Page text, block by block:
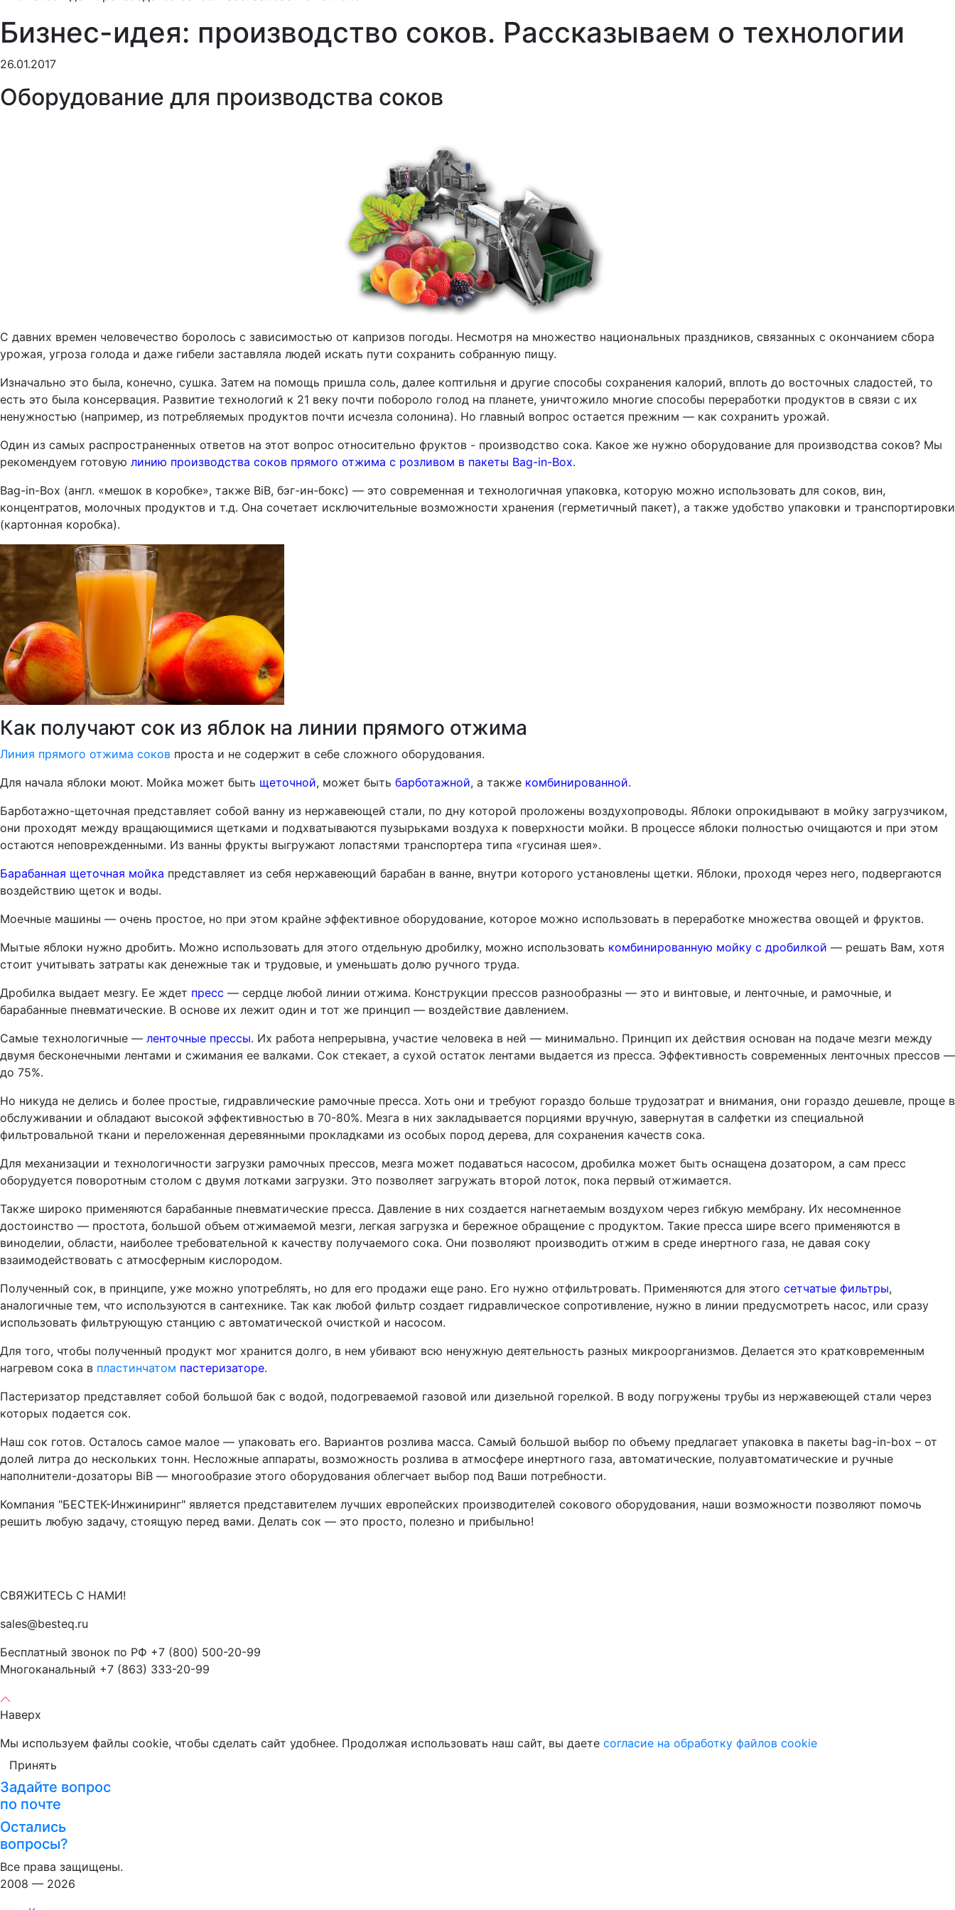
Бизнес-идея: производство соков. Рассказываем о технологии
26.01.2017
Оборудование для производства соков
С давних времен человечество боролось с зависимостью от капризов погоды. Несмотря на множество национальных праздников, связанных с окончанием сбора
урожая, угроза голода и даже гибели заставляла людей искать пути сохранить собранную пищу.
Изначально это была, конечно, сушка. Затем на помощь пришла соль, далее коптильня и другие способы сохранения калорий, вплоть до восточных сладостей, то
есть это была консервация. Развитие технологий к 21 веку почти побороло голод на планете, уничтожило многие способы переработки продуктов в связи с их
ненужностью (например, из потребляемых продуктов почти исчезла солонина). Но главный вопрос остается прежним — как сохранить урожай.
Один из самых распространенных ответов на этот вопрос относительно фруктов - производство сока. Какое же нужно оборудование для производства соков? Мы
рекомендуем готовую линию производства соков прямого отжима с розливом в пакеты Bag-in-Box.
Bag-in-Box (англ. «мешок в коробке», также BiB, бэг-ин-бокс) — это современная и технологичная упаковка, которую можно использовать для соков, вин,
концентратов, молочных продуктов и т.д. Она сочетает исключительные возможности хранения (герметичный пакет), а также удобство упаковки и транспортировки
(картонная коробка).
Как получают сок из яблок на линии прямого отжима
Линия прямого отжима соков проста и не содержит в себе сложного оборудования.
Для начала яблоки моют. Мойка может быть щеточной, может быть барботажной, а также комбинированной.
Барботажно-щеточная представляет собой ванну из нержавеющей стали, по дну которой проложены воздухопроводы. Яблоки опрокидывают в мойку загрузчиком,
они проходят между вращающимися щетками и подхватываются пузырьками воздуха к поверхности мойки. В процессе яблоки полностью очищаются и при этом
остаются неповрежденными. Из ванны фрукты выгружают лопастями транспортера типа «гусиная шея».
Барабанная щеточная мойка представляет из себя нержавеющий барабан в ванне, внутри которого установлены щетки. Яблоки, проходя через него, подвергаются
воздействию щеток и воды.
Моечные машины — очень простое, но при этом крайне эффективное оборудование, которое можно использовать в переработке множества овощей и фруктов.
Мытые яблоки нужно дробить. Можно использовать для этого отдельную дробилку, можно использовать комбинированную мойку с дробилкой — решать Вам, хотя
стоит учитывать затраты как денежные так и трудовые, и уменьшать долю ручного труда.
Дробилка выдает мезгу. Ее ждет пресс — сердце любой линии отжима. Конструкции прессов разнообразны — это и винтовые, и ленточные, и рамочные, и
барабанные пневматические. В основе их лежит один и тот же принцип — воздействие давлением.
Самые технологичные — ленточные прессы. Их работа непрерывна, участие человека в ней — минимально. Принцип их действия основан на подаче мезги между
двумя бесконечными лентами и сжимания ее валками. Сок стекает, а сухой остаток лентами выдается из пресса. Эффективность современных ленточных прессов —
до 75%.
Но никуда не делись и более простые, гидравлические рамочные пресса. Хоть они и требуют гораздо больше трудозатрат и внимания, они гораздо дешевле, проще в
обслуживании и обладают высокой эффективностью в 70-80%. Мезга в них закладывается порциями вручную, завернутая в салфетки из специальной
фильтровальной ткани и переложенная деревянными прокладками из особых пород дерева, для сохранения качеств сока.
Для механизации и технологичности загрузки рамочных прессов, мезга может подаваться насосом, дробилка может быть оснащена дозатором, а сам пресс
оборудуется поворотным столом с двумя лотками загрузки. Это позволяет загружать второй лоток, пока первый отжимается.
Также широко применяются барабанные пневматические пресса. Давление в них создается нагнетаемым воздухом через гибкую мембрану. Их несомненное
достоинство — простота, большой объем отжимаемой мезги, легкая загрузка и бережное обращение с продуктом. Такие пресса шире всего применяются в
виноделии, области, наиболее требовательной к качеству получаемого сока. Они позволяют производить отжим в среде инертного газа, не давая соку
взаимодействовать с атмосферным кислородом.
Полученный сок, в принципе, уже можно употреблять, но для его продажи еще рано. Его нужно отфильтровать. Применяются для этого сетчатые фильтры,
аналогичные тем, что используются в сантехнике. Так как любой фильтр создает гидравлическое сопротивление, нужно в линии предусмотреть насос, или сразу
использовать фильтрующую станцию с автоматической очисткой и насосом.
Для того, чтобы полученный продукт мог хранится долго, в нем убивают всю ненужную деятельность разных микроорганизмов. Делается это кратковременным
нагревом сока в пластинчатом пастеризаторе.
Пастеризатор представляет собой большой бак с водой, подогреваемой газовой или дизельной горелкой. В воду погружены трубы из нержавеющей стали через
которых подается сок.
Наш сок готов. Осталось самое малое — упаковать его. Вариантов розлива масса. Самый большой выбор по объему предлагает упаковка в пакеты bag-in-box – от
долей литра до нескольких тонн. Несложные аппараты, возможность розлива в атмосфере инертного газа, автоматические, полуавтоматические и ручные
наполнители-дозаторы BiB — многообразие этого оборудования облегчает выбор под Ваши потребности.
Компания "БЕСТЕК-Инжиниринг" является представителем лучших европейских производителей сокового оборудования, наши возможности позволяют помочь
решить любую задачу, стоящую перед вами. Делать сок — это просто, полезно и прибыльно!
СВЯЖИТЕСЬ С НАМИ!
sales@besteq.ru
Бесплатный звонок по РФ +7 (800) 500-20-99
Многоканальный +7 (863) 333-20-99
Наверх
Мы используем файлы cookie, чтобы сделать сайт удобнее. Продолжая использовать наш сайт, вы даете согласие на обработку файлов cookie
Принять
Задайте вопрос
по почте
Остались
вопросы?
Все права защищены.
2008 — 2026